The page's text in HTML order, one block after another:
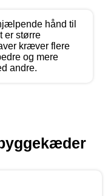
hånd til
er større
kræver flere
og mere
andre.